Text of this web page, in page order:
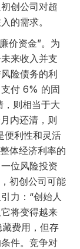
创公司对超
的需求。
价资金”。为
来收入并支
险债务的利
付 6% 的固
则相当于大
内还清，则
便利性和灵活
体经济利率的
位风险投资
初创公司可能
力：“创始人
将变得越来
费用，但存
件。竞争对